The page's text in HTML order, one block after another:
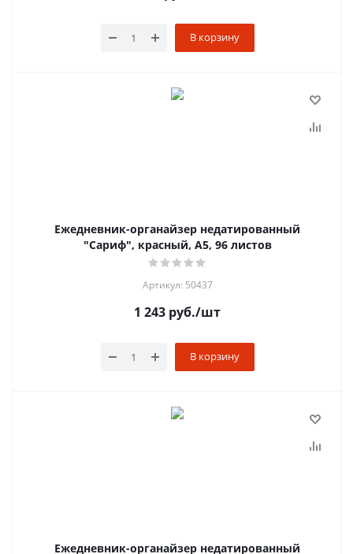
В корзину
Ежедневник-органайзер недатированный
"Сариф", красный, А5, 96 листов
Артикул: 50437
1 243 руб./шт
В корзину
Ежедневник-органайзер недатированный